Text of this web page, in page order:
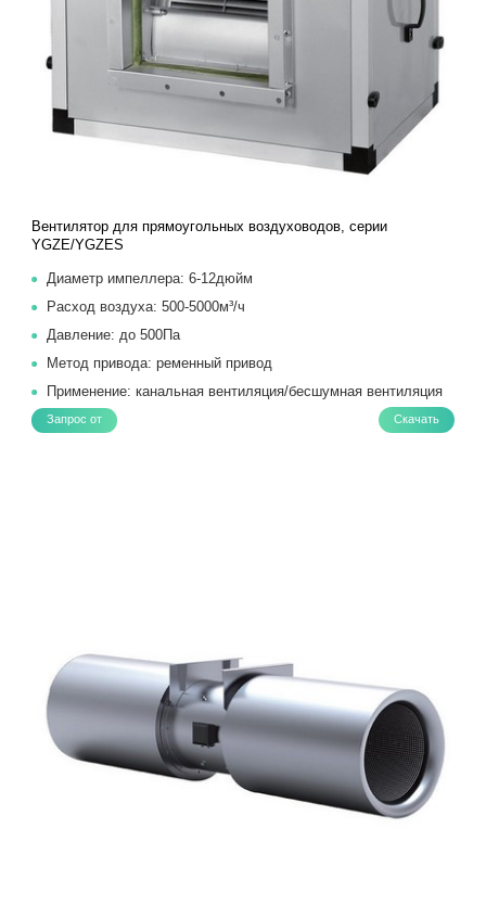
Вентилятор для прямоугольных воздуховодов, серии
YGZE/YGZES
Диаметр импеллера: 6-12дюйм
Расход воздуха: 500-5000м³/ч
Давление: до 500Па
Метод привода: ременный привод
Применение: канальная вентиляция/бесшумная вентиляция
Запрос от Скачать